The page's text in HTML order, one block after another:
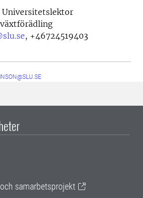
Universitetslektor
, +46724519403
samarbetsprojekt